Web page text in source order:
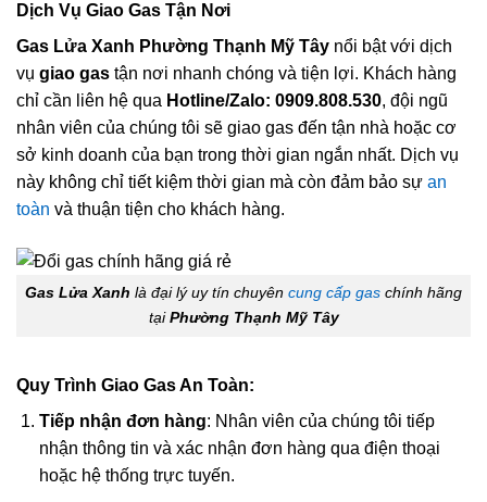
Dịch Vụ Giao Gas Tận Nơi
Gas Lửa Xanh Phường Thạnh Mỹ Tây nổi bật với dịch
vụ giao gas tận nơi nhanh chóng và tiện lợi. Khách hàng
chỉ cần liên hệ qua Hotline/Zalo: 0909.808.530, đội ngũ
nhân viên của chúng tôi sẽ giao gas đến tận nhà hoặc cơ
sở kinh doanh của bạn trong thời gian ngắn nhất. Dịch vụ
này không chỉ tiết kiệm thời gian mà còn đảm bảo sự an
toàn và thuận tiện cho khách hàng.
Gas Lửa Xanh là đại lý uy tín chuyên cung cấp gas chính hãng
tạiPhường Thạnh Mỹ Tây
Quy Trình Giao Gas An Toàn:
Tiếp nhận đơn hàng: Nhân viên của chúng tôi tiếp
nhận thông tin và xác nhận đơn hàng qua điện thoại
hoặc hệ thống trực tuyến.